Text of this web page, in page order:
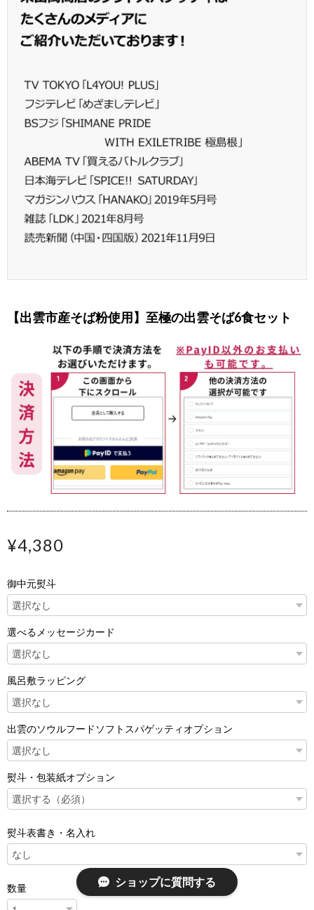
【出雲市産そば粉使用】至極の出雲そば6食セット
¥4,380
御中元熨斗
選べるメッセージカード
風呂敷ラッピング
出雲のソウルフードソフトスパゲッティオプション
熨斗・包装紙オプション
熨斗表書き・名入れ
数量 ショップに質問する